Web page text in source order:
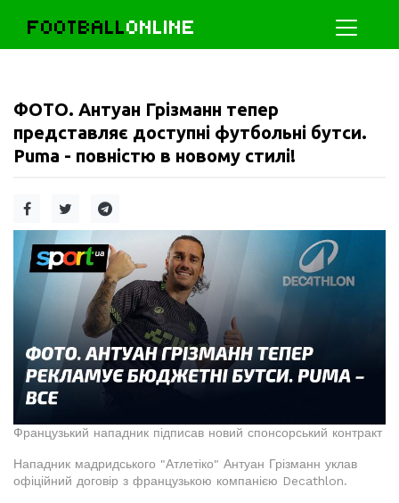
FOOTBALLONLINE
ФОТО. Антуан Грізманн тепер
представляє доступні футбольні бутси.
Puma - повністю в новому стилі!
Французький нападник підписав новий спонсорський контракт
Нападник мадридського "Атлетіко" Антуан Грізманн уклав
офіційний договір з французькою компанією Decathlon.